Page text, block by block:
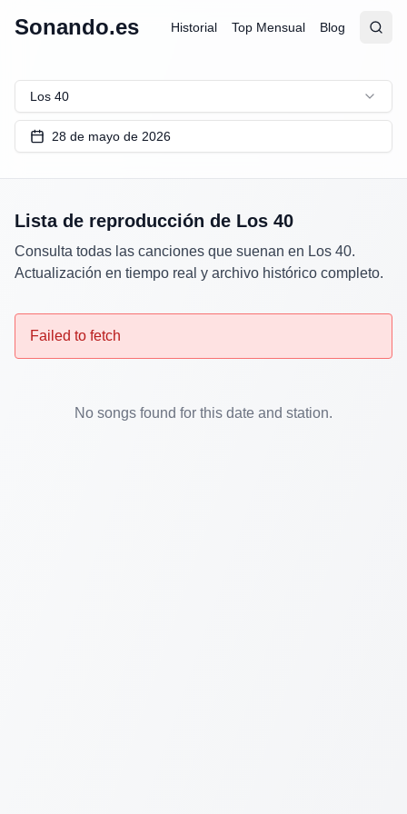
Sonando.es Historial Top Mensual Blog
Abrir
Los 40
28 de mayo de 2026
Lista de reproducción de Los 40
Consulta todas las canciones que suenan en Los 40.
Actualización en tiempo real y archivo histórico completo.
Failed to fetch
No songs found for this date and station.